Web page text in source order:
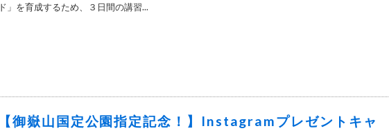
ド」を育成するため、３日間の講習...
【御嶽山国定公園指定記念！】Instagramプレゼントキャ